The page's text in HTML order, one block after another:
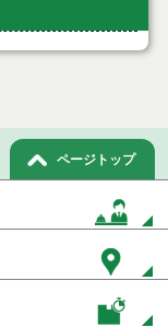
ページトップ